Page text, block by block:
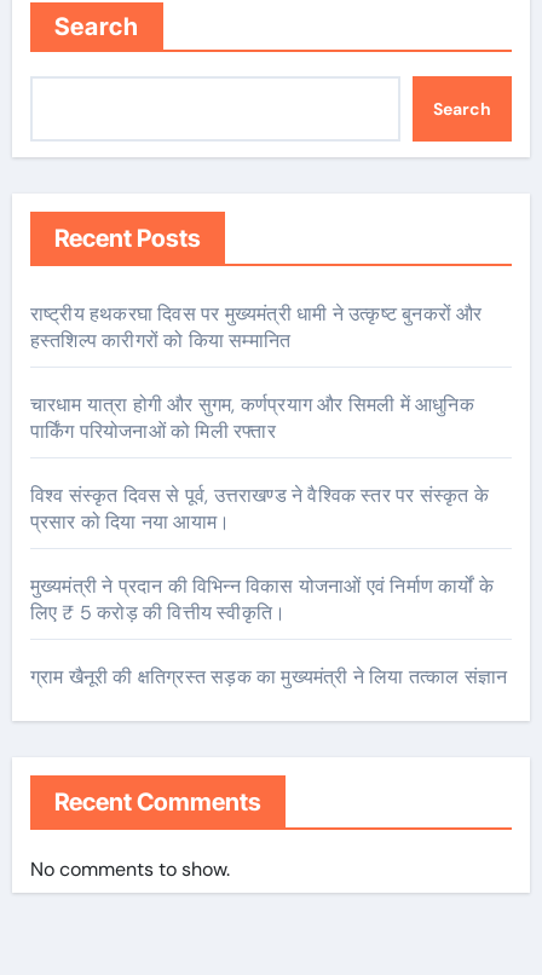
Search
Search
Recent Posts
राष्ट्रीय हथकरघा दिवस पर मुख्यमंत्री धामी ने उत्कृष्ट बुनकरों और
हस्तशिल्प कारीगरों को किया सम्मानित
चारधाम यात्रा होगी और सुगम, कर्णप्रयाग और सिमली में आधुनिक
पार्किंग परियोजनाओं को मिली रफ्तार
विश्व संस्कृत दिवस से पूर्व, उत्तराखण्ड ने वैश्विक स्तर पर संस्कृत के
प्रसार को दिया नया आयाम।
मुख्यमंत्री ने प्रदान की विभिन्न विकास योजनाओं एवं निर्माण कार्यों के
लिए ₹ 5 करोड़ की वित्तीय स्वीकृति।
ग्राम खैनूरी की क्षतिग्रस्त सड़क का मुख्यमंत्री ने लिया तत्काल संज्ञान
Recent Comments
No comments to show.